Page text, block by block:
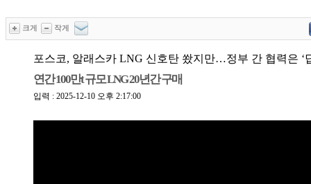
크게 작게
포스코, 알래스카 LNG 신호탄 쐈지만…정부 간 협력은 ‘
연간 100만t 규모 LNG 20년간 구매
입력 : 2025-12-10 오후 2:17:00